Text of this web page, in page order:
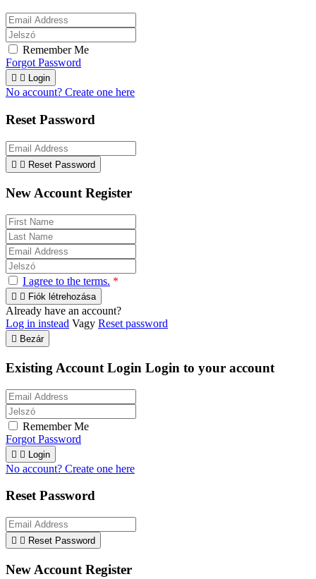
Remember Me
Forgot Password
  Login
No account? Create one here
Reset Password
  Reset Password
New Account Register
I agree to the terms. *
  Fiók létrehozása
Already have an account?
Log in instead Vagy Reset password
 Bezár
Existing Account Login Login to your account
Remember Me
Forgot Password
  Login
No account? Create one here
Reset Password
  Reset Password
New Account Register